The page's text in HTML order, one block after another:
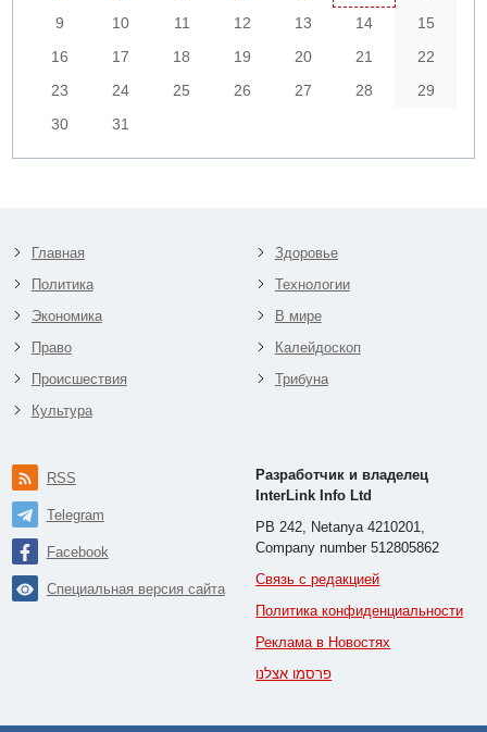
9
10 11 12 13 14
15
16
17 18 19 20 21
22
23
24 25 26 27 28
29
30
31
Главная
Политика
Экономика
Право
Происшествия
Культура
Здоровье
Технологии
В мире
Калейдоскоп
Трибуна
RSS
Telegram
Facebook
Специальная версия сайта
Разработчик и владелец
InterLink Info Ltd
PB 242, Netanya 4210201,
Company number 512805862
Связь с редакцией
Политика конфиденциальности
Реклама в Новостях
פרסמו אצלנו